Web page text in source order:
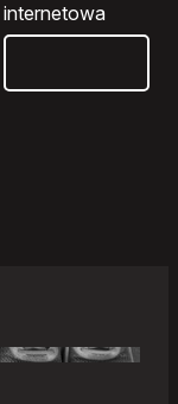
internetowa